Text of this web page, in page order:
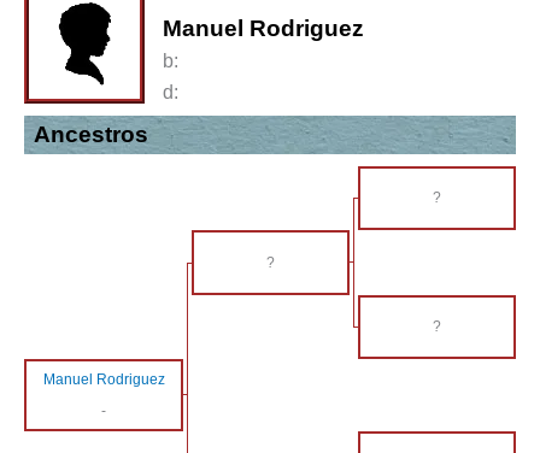
Manuel Rodriguez
b:
d:
Ancestros
?
?
?
Manuel Rodriguez
-